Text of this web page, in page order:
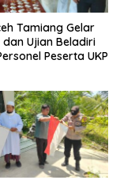
Tamiang Gelar
dan Ujian Beladiri
Peserta UKP